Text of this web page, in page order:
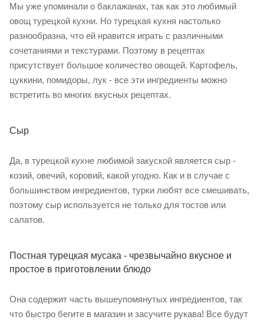
Мы уже упоминали о баклажанах, так как это любимый
овощ турецкой кухни. Но турецкая кухня настолько
разнообразна, что ей нравится играть с различными
сочетаниями и текстурами. Поэтому в рецептах
присутствует большое количество овощей. Картофель,
цуккини, помидоры, лук - все эти ингредиенты можно
встретить во многих вкусных рецептах.
Сыр
Да, в турецкой кухне любимой закуской является сыр -
козий, овечий, коровий, какой угодно. Как и в случае с
большинством ингредиентов, турки любят все смешивать,
поэтому сыр используется не только для тостов или
салатов.
Постная турецкая мусака - чрезвычайно вкусное и
простое в приготовлении блюдо
Она содержит часть вышеупомянутых ингредиентов, так
что быстро бегите в магазин и засучите рукава! Все будут